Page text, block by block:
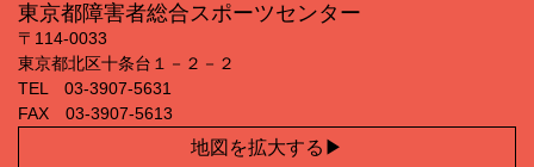
東京都障害者総合スポーツセンター
〒114‐0033
東京都北区十条台１－２－２
TEL 03‐3907‐5631
FAX 03‐3907‐5613
地図を拡大する